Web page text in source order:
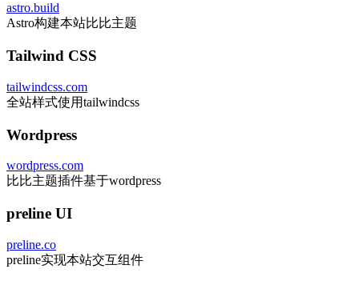
astro.build
Astro构建本站比比主题
Tailwind CSS
tailwindcss.com
全站样式使用tailwindcss
Wordpress
wordpress.com
比比主题插件基于wordpress
preline UI
preline.co
preline实现本站交互组件